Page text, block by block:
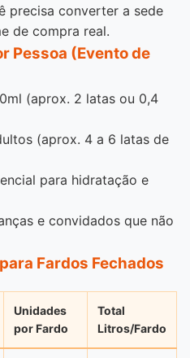
precisa converter a sede
de compra real.
Pessoa (Evento de
(aprox. 2 latas ou 0,4
(aprox. 4 a 6 latas de
para hidratação e
e convidados que não
Fardos Fechados
Unidades
por Fardo
Total
Litros/Fardo